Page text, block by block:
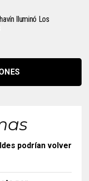
Iluminó Los
podrían volver